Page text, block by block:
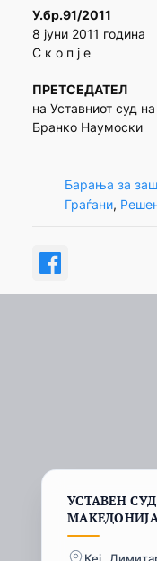
У.бр.91/2011
8 јуни 2011 година
С к о п ј е
ПРЕТСЕДАТЕЛ
на Уставниот суд
Бранко Наумоски
Барања за
Граѓани,
УСТАВЕН